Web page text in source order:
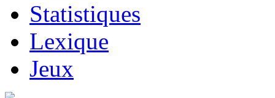
Statistiques
Lexique
Jeux